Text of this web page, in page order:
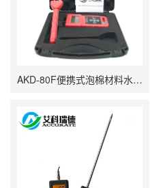
AKD-80F便携式泡棉材料水分仪